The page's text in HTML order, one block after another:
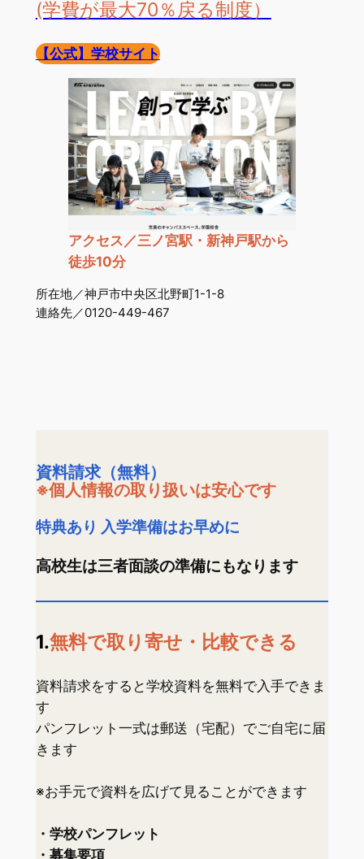
(学費が最大70％戻る制度）
【公式】学校サイト
アクセス／三ノ宮駅・新神戸駅から
徒歩10分
所在地／神戸市中央区北野町1-1-8
連絡先／0120-449-467
資料請求（無料）
※個人情報の取り扱いは安心です
特典あり 入学準備はお早めに
高校生は三者面談の準備にもなります
1.無料で取り寄せ・比較できる
資料請求をすると学校資料を無料で入手できま
す
パンフレット一式は郵送（宅配）でご自宅に届
きます
※お手元で資料を広げて見ることができます
・学校パンフレット
・募集要項